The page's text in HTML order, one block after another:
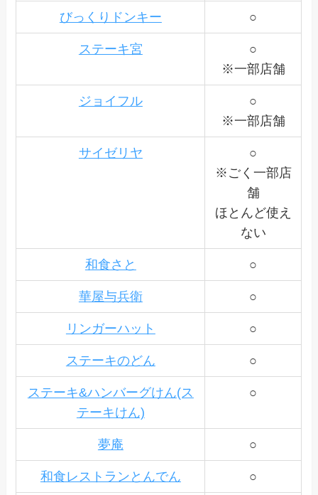
びっくりドンキー ○
ステーキ宮
○
※一部店舗
ジョイフル
○
※一部店舗
サイゼリヤ
○
※ごく一部店
舗
ほとんど使え
ない
和食さと ○
華屋与兵衛 ○
リンガーハット ○
ステーキのどん ○
ステーキ&ハンバーグけん(ス
テーキけん)
○
夢庵 ○
和食レストランとんでん ○